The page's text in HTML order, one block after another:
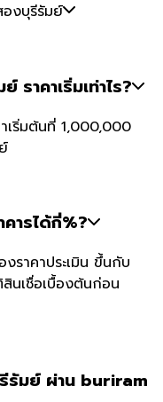
งบุรีรัมย์
าคาเริ่มเท่าไร?
เริ่มต้นที่ 1,000,000
ารได้กี่%?
ราคาประเมิน ขึ้นกับ
นเชื่อเบื้องต้นก่อน
รัมย์ ผ่าน buriram